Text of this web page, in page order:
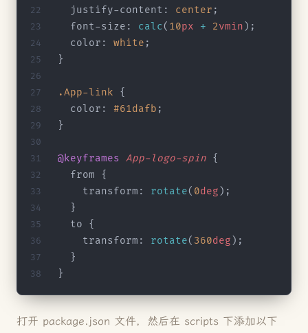
  justify-content:
center ;
  font-size:
calc( 10px + 2vmin );
  color:
white ;
}
.App-link {
  color:
#61dafb ;
}
@keyframes App-logo-spin {
  from {
    transform:
rotate( 0deg );
  }
  to {
    transform:
rotate( 360deg );
  }
}
打开 package.json 文件，然后在 scripts 下添加以下